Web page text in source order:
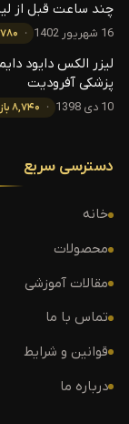
چند ساعت قبل از
16 شهریور 1402 ۱۰,۷۸۰
پزشکی آفرودیت
10 دی 1398 ۸,۷۴۰ بازدید
دسترسی سریع
خانه
محصولات
مقالات آموزشی
تماس با ما
قوانین و شرایط
درباره ما